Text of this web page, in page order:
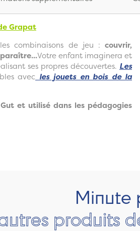
Grapat
combinaisons de jeu : couvrir,
Votre enfant imaginera et
ses propres découvertes. Les
avec les jouets en bois de la
et utilisé dans les pédagogies
Minute
produits